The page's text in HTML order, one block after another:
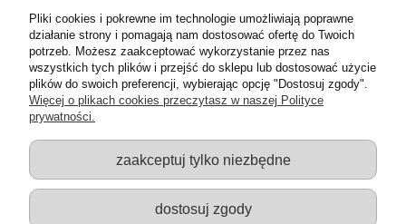
Warunki zakupów
Moje konto
Informacje o sklepie
Sklep z zabawkami Łódź :: Hurownia zabawek :: Zabawki
edukacyjne :: Zestawy artystyczne :: Zabawki :: samochody Welly
:: Zabawkownia :: zabawki dla dzieci :: Lalki :: Klocki :: Artykuły
szkolne ::
Pliki cookies i pokrewne im technologie umożliwiają poprawne
działanie strony i pomagają nam dostosować ofertę do Twoich
potrzeb. Możesz zaakceptować wykorzystanie przez nas
wszystkich tych plików i przejść do sklepu lub dostosować użycie
plików do swoich preferencji, wybierając opcję "Dostosuj zgody".
Więcej o plikach cookies przeczytasz w naszej Polityce
prywatności.
zaakceptuj tylko niezbędne
dostosuj zgody